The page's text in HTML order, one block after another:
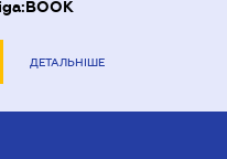
ДЕТАЛЬНІШЕ